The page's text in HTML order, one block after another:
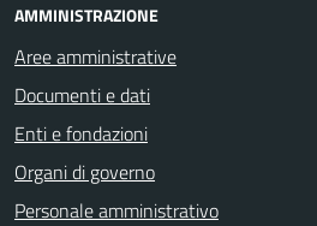
AMMINISTRAZIONE
Aree amministrative
Documenti e dati
Enti e fondazioni
Organi di governo
Personale amministrativo